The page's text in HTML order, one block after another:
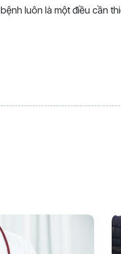
bệnh luôn là một điều cần